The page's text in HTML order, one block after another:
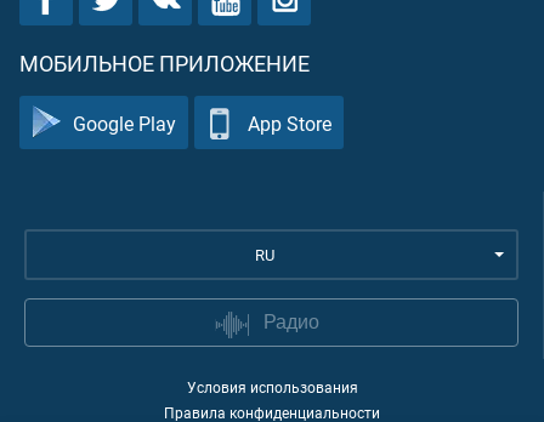
МОБИЛЬНОЕ ПРИЛОЖЕНИЕ
Google Play App Store
RU
Радио
Условия использования
Правила конфиденциальности